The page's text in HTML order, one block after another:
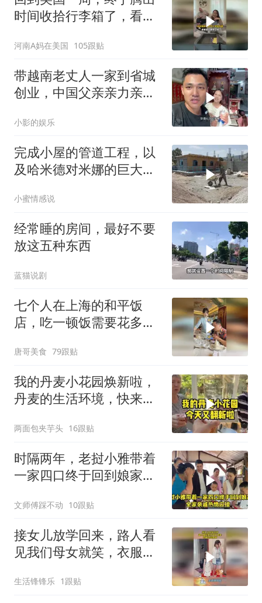
时间收拾行李箱了，看看
贝
河南A妈在美国 105跟贴
带越南老丈人一家到省城
创业，中国父亲亲力亲
小影的娱乐
完成小屋的管道工程，以
及哈米德对米娜的巨大帮
小蜜情感说
经常睡的房间，最好不要
放这五种东西
蓝猫说剧
七个人在上海的和平饭
店，吃一顿饭需要花多少
唐哥美食 79跟贴
我的丹麦小花园焕新啦，
丹麦的生活环境，快来打
两面包夹芋头 16跟贴
时隔两年，老挝小雅带着
一家四口终于回到娘家，
文师傅踩不动 10跟贴
接女儿放学回来，路人看
见我们母女就笑，衣服也
生活锋锋乐 1跟贴